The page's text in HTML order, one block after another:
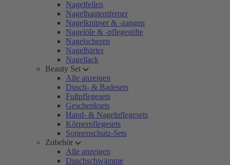
Nagelfeilen
Nagelhautentferner
Nagelknipser & -zangen
Nagelöle & -pflegestifte
Nagelscheren
Nagelhärter
Nagellack
Beauty Set
Alle anzeigen
Dusch- & Badesets
Fußpflegesets
Geschenksets
Hand- & Nagelpflegesets
Körperpflegesets
Sonnenschutz-Sets
Zubehör
Alle anzeigen
Duschschwämme